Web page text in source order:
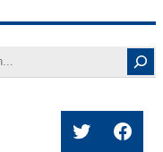
Twitter